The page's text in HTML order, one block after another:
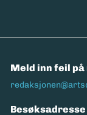
Meld inn feil
Besøksadresse